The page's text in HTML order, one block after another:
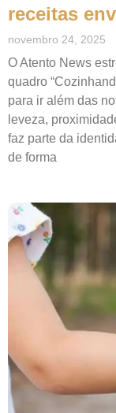
receitas
novembro 24, 2025
O Atento News
quadro
para ir além das
leveza,
faz parte da
de forma